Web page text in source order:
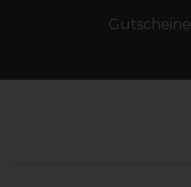
Gutscheine